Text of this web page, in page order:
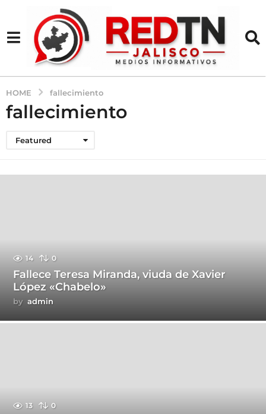
HOME fallecimiento
fallecimiento
Featured
14 0
Fallece Teresa Miranda, viuda de Xavier
López «Chabelo»
by admin
13 0